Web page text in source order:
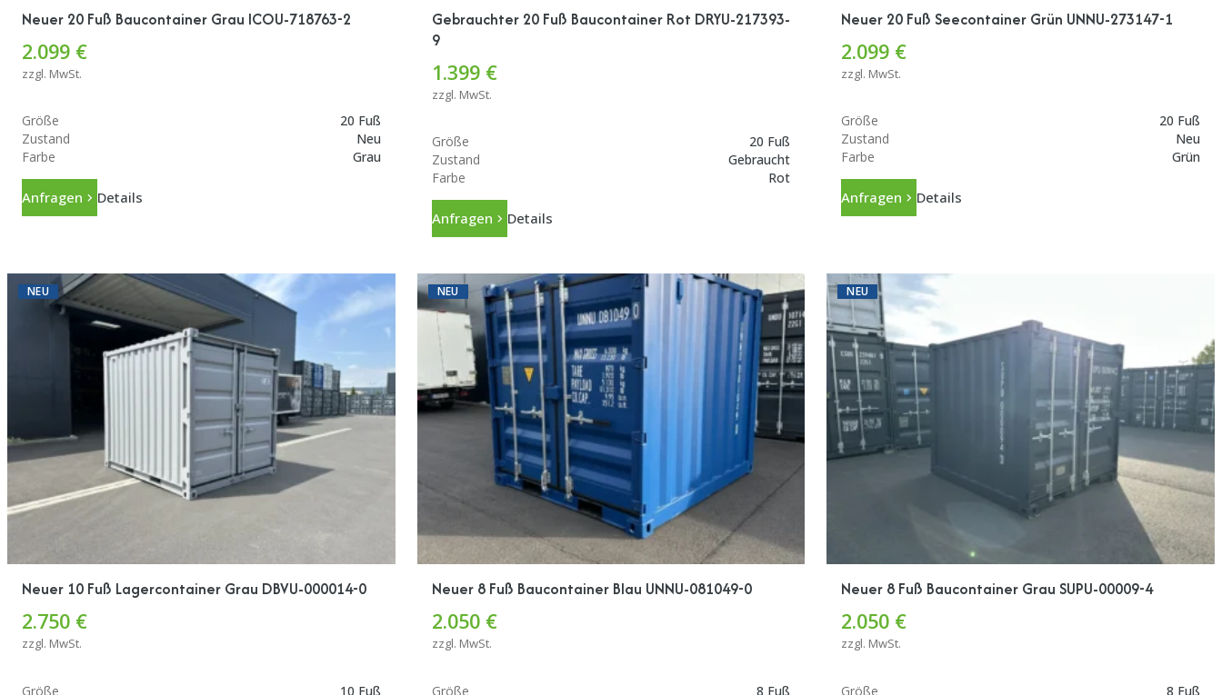
Neuer 20 Fuß Baucontainer Grau ICOU-718763-2
2.099 €
zzgl. MwSt.
Größe
20 Fuß
Zustand
Neu
Farbe
Grau
Anfragen Details
Gebrauchter 20 Fuß Baucontainer Rot DRYU-217393-
9
1.399 €
zzgl. MwSt.
Größe
20 Fuß
Zustand
Gebraucht
Farbe
Rot
Anfragen Details
Neuer 20 Fuß Seecontainer Grün UNNU-273147-1
2.099 €
zzgl. MwSt.
Größe
20 Fuß
Zustand
Neu
Farbe
Grün
Anfragen Details
NEU
Neuer 10 Fuß Lagercontainer Grau DBVU-000014-0
2.750 €
zzgl. MwSt.
Größe
10 Fuß
NEU
Neuer 8 Fuß Baucontainer Blau UNNU-081049-0
2.050 €
zzgl. MwSt.
Größe
8 Fuß
NEU
Neuer 8 Fuß Baucontainer Grau SUPU-00009-4
2.050 €
zzgl. MwSt.
Größe
8 Fuß